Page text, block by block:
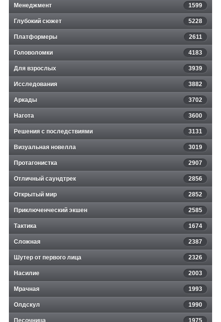
Менеджмент 1599
Глубокий сюжет 5228
Платформеры 2611
Головоломки 4183
Для взрослых 3939
Исследования 3882
Аркады 3702
Нагота 3600
Решения с последствиями 3131
Визуальная новелла 3019
Протагонистка 2907
Отличный саундтрек 2856
Открытый мир 2852
Приключенческий экшен 2585
Тактика 1674
Сложная 2387
Шутер от первого лица 2326
Насилие 2003
Мрачная 1993
Олдскул 1990
Песочница 1975